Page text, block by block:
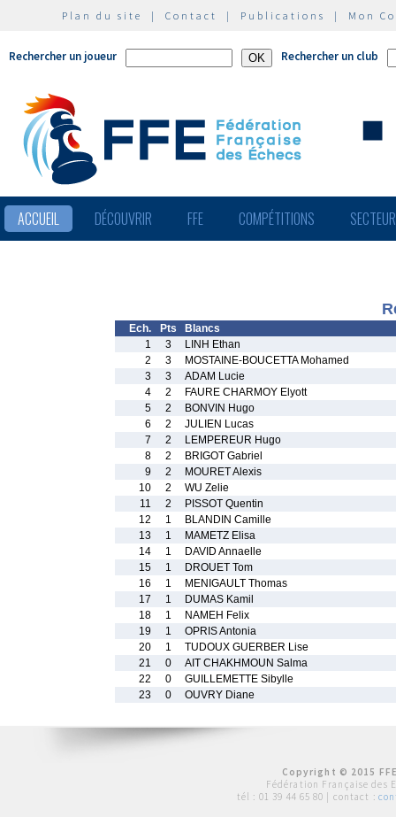
Plan du site | Contact | Publications | Mon
Rechercher un joueur Rechercher un club
ACCUEIL DÉCOUVRIR FFE COMPÉTITIONS
Ech. Pts
Blancs
1
3
LINH Ethan
2
3
MOSTAINE-BOUCETTA Mohamed
3
3
ADAM Lucie
4
2
FAURE CHARMOY Elyott
5
2
BONVIN Hugo
6
2
JULIEN Lucas
7
2
LEMPEREUR Hugo
8
2
BRIGOT Gabriel
9
2
MOURET Alexis
10
2
WU Zelie
11
2
PISSOT Quentin
12
1
BLANDIN Camille
13
1
MAMETZ Elisa
14
1
DAVID Annaelle
15
1
DROUET Tom
16
1
MENIGAULT Thomas
17
1
DUMAS Kamil
18
1
NAMEH Felix
19
1
OPRIS Antonia
20
1
TUDOUX GUERBER Lise
21
0
AIT CHAKHMOUN Salma
22
0
GUILLEMETTE Sibylle
23
0 OUVRY Diane
Copyright © 2015
Fédération Française des
tél : 01 39 44 65 80 | contact :